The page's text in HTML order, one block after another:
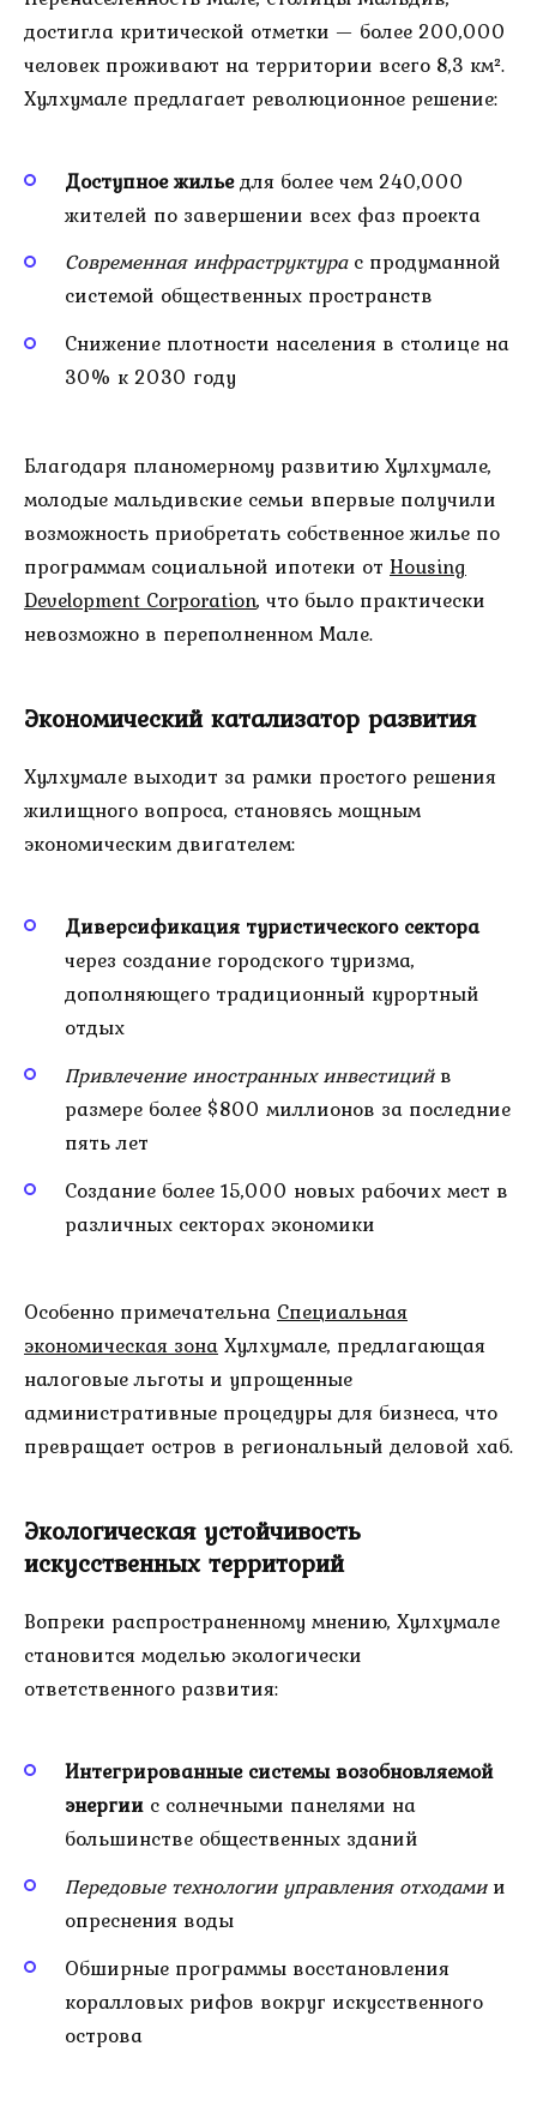
достигла критической отметки — более 200,000
человек проживают на территории всего 8,3 км².
Хулхумале предлагает революционное решение:
Доступное жильедля более чем 240,000
жителей по завершении всех фаз проекта
Современная инфраструктурас продуманной
системой общественных пространств
Снижение плотности населения в столице на
30% к 2030 году
Благодаря планомерному развитию Хулхумале,
молодые мальдивские семьи впервые получили
возможность приобретать собственное жилье по
программам социальной ипотеки от Housing
Development Corporation, что было практически
невозможно в переполненном Мале.
Экономический катализатор развития
Хулхумале выходит за рамки простого решения
жилищного вопроса, становясь мощным
экономическим двигателем:
Диверсификация туристического сектора
через создание городского туризма,
дополняющего традиционный курортный
отдых
Привлечение иностранных инвестицийв
размере более $800 миллионов за последние
пять лет
Создание более 15,000 новых рабочих мест в
различных секторах экономики
Особенно примечательнаСпециальная
экономическая зонаХулхумале, предлагающая
налоговые льготы и упрощенные
административные процедуры для бизнеса, что
превращает остров в региональный деловой хаб.
Экологическая устойчивость
искусственных территорий
Вопреки распространенному мнению, Хулхумале
становится моделью экологически
ответственного развития:
Интегрированные системы возобновляемой
энергии с солнечными панелями на
большинстве общественных зданий
Передовые технологии управления отходамии
опреснения воды
Обширные программы восстановления
коралловых рифов вокруг искусственного
острова